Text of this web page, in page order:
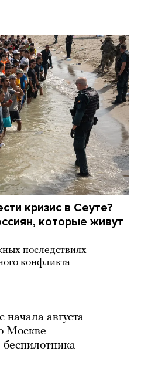
кризис в Сеуте?
которые живут
последствиях
конфликта
начала августа
Москве